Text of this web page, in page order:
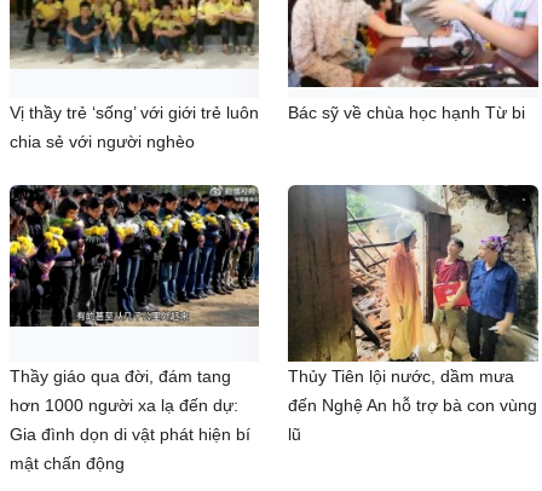
Vị thầy trẻ ‘sống’ với giới trẻ luôn
chia sẻ với người nghèo
Bác sỹ về chùa học hạnh Từ bi
Thầy giáo qua đời, đám tang
hơn 1000 người xa lạ đến dự:
Gia đình dọn di vật phát hiện bí
mật chấn động
Thủy Tiên lội nước, dầm mưa
đến Nghệ An hỗ trợ bà con vùng
lũ